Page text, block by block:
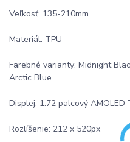
Veľkosť: 135-210mm
Materiál: TPU
Farebné varianty: Midnight
Arctic Blue
Displej: 1.72 palcový AMOLED
Rozlíšenie: 212 x 520px